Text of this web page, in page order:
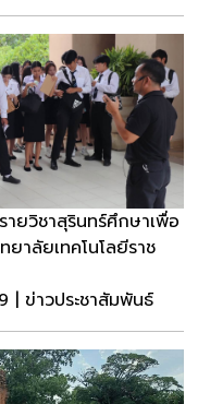
ยวิชาสุรินทร์ศึกษาเพื่อ
ยาลัยเทคโนโลยีราช
ข่าวประชาสัมพันธ์